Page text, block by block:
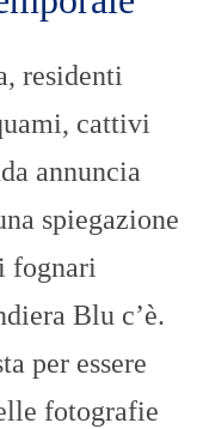
residenti
cattivi
annuncia
spiegazione
fognari
Blu c’è.
per essere
fotografie